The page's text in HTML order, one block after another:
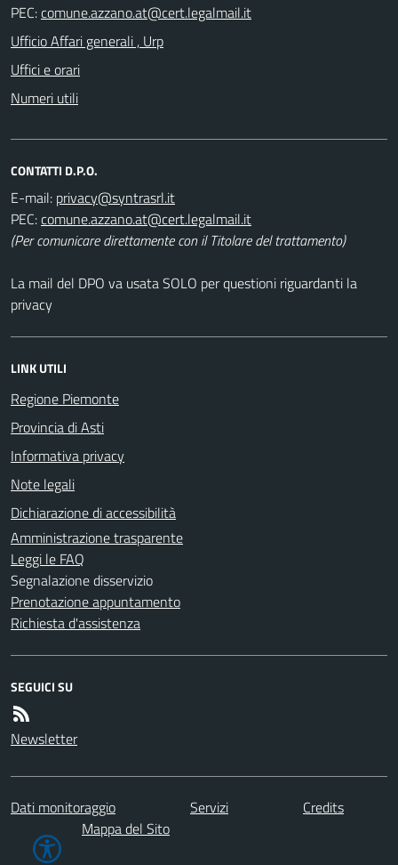
PEC:
Ufficio Affari generali , Urp
Uffici e orari
Numeri utili
CONTATTI D.P.O.
E-mail:
PEC:
(Per comunicare direttamente con il Titolare del trattamento)
La mail del DPO va usata SOLO per questioni riguardanti la
privacy
LINK UTILI
Regione Piemonte
Provincia di Asti
Informativa privacy
Note legali
Dichiarazione di accessibilità
Amministrazione trasparente
Leggi le FAQ
Segnalazione disservizio
Prenotazione appuntamento
Richiesta d'assistenza
SEGUICI SU
Newsletter
Dati monitoraggio Servizi
Credits
Mappa del Sito